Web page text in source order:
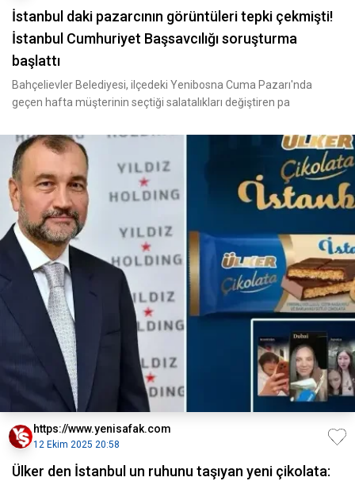
İstanbul daki pazarcının görüntüleri tepki çekmişti!
İstanbul Cumhuriyet Başsavcılığı soruşturma
başlattı
Bahçelievler Belediyesi, ilçedeki Yenibosna Cuma Pazarı'nda
geçen hafta müşterinin seçtiği salatalıkları değiştiren pa
https://www.yenisafak.com
12 Ekim 2025 20:58
Ülker den İstanbul un ruhunu taşıyan yeni çikolata: